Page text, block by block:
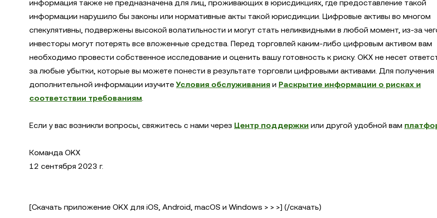
информация также не предназначена для лиц, проживающих в юрисдикциях, где предоставление такой
информации нарушило бы законы или нормативные акты такой юрисдикции. Цифровые активы во многом
спекулятивны, подвержены высокой волатильности и могут стать неликвидными в любой момент, из-за
инвесторы могут потерять все вложенные средства. Перед торговлей каким-либо цифровым активом вам
необходимо провести собственное исследование и оценить вашу готовность к риску. OKX не несет
за любые убытки, которые вы можете понести в результате торговли цифровыми активами. Для получения
дополнительной информации изучитеУсловия обслуживания и Раскрытие информации о рисках и
соответствии требованиям.
Если у вас возникли вопросы, свяжитесь с нами через Центр поддержки или другой удобной вам
Команда OKX
12 сентября 2023 г.
[Скачать приложение OKX для iOS, Android, macOS и Windows > > >] (/скачать)